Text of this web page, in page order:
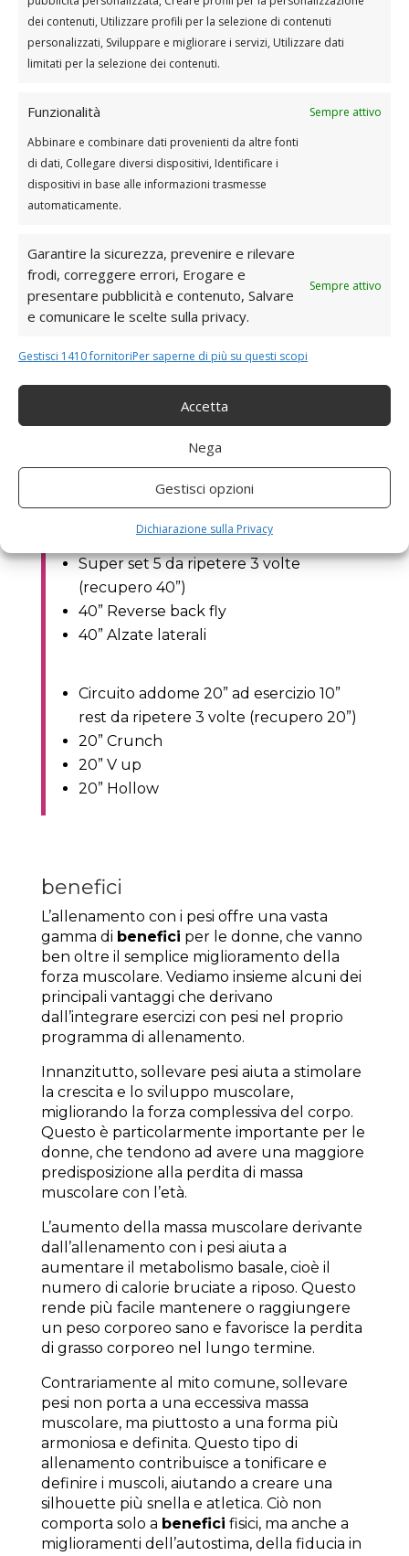
dei contenuti, Utilizzare profili per la selezione di contenuti
personalizzati, Sviluppare e migliorare i servizi, Utilizzare dati
limitati per la selezione dei contenuti.
Funzionalità
Sempre attivo
Abbinare e combinare dati provenienti da altre fonti
di dati, Collegare diversi dispositivi, Identificare i
dispositivi in base alle informazioni trasmesse
automaticamente.
Garantire la sicurezza, prevenire e rilevare
frodi, correggere errori, Erogare e
presentare pubblicità e contenuto, Salvare
e comunicare le scelte sulla privacy.
Sempre attivo
Gestisci 1410 fornitoriPer saperne di più su questi scopi
Accetta
Nega
Gestisci opzioni
Dichiarazione sulla Privacy
Rematore a corpo libero
Superman
Commandos
Super set 1 da ripetere 3 volte
(recupero 40”)
15 Rematore
40” Curl
Set 2 da ripetere 3 volte (no rest)
40” Rematore singolo
40” Rematore singolo altro lato
Set 3 da ripetere 3 volte (recupero
Set 4 da ripetere 3 volte (recupero 40”)
40” Push up o dip
Super set 5 da ripetere 3 volte
(recupero 40”)
40” Reverse back fly
40” Alzate laterali
Circuito addome 20” ad esercizio 10”
rest da ripetere 3 volte (recupero 20”)
20” Crunch
20” V up
20” Hollow
benefici
L’allenamento con i pesi offre una vasta
gamma di benefici per le donne, che vanno
ben oltre il semplice miglioramento della
forza muscolare. Vediamo insieme alcuni dei
principali vantaggi che derivano
dall’integrare esercizi con pesi nel proprio
programma di allenamento.
Innanzitutto, sollevare pesi aiuta a stimolare
la crescita e lo sviluppo muscolare,
migliorando la forza complessiva del corpo.
Questo è particolarmente importante per le
donne, che tendono ad avere una maggiore
predisposizione alla perdita di massa
muscolare con l’età.
L’aumento della massa muscolare derivante
dall’allenamento con i pesi aiuta a
aumentare il metabolismo basale, cioè il
numero di calorie bruciate a riposo. Questo
rende più facile mantenere o raggiungere
un peso corporeo sano e favorisce la perdita
di grasso corporeo nel lungo termine.
Contrariamente al mito comune, sollevare
pesi non porta a una eccessiva massa
muscolare, ma piuttosto a una forma più
armoniosa e definita. Questo tipo di
allenamento contribuisce a tonificare e
definire i muscoli, aiutando a creare una
silhouette più snella e atletica. Ciò non
comporta solo a benefici fisici, ma anche a
miglioramenti dell’autostima, della fiducia in